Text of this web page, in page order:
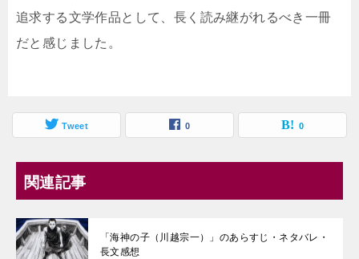
追求する文学作品として、長く読み継がれるべき一冊
だと感じました。
Tweet 0 0
関連記事
「海神の子（川越宗一）」のあらすじ・ネタバレ・
長文感想